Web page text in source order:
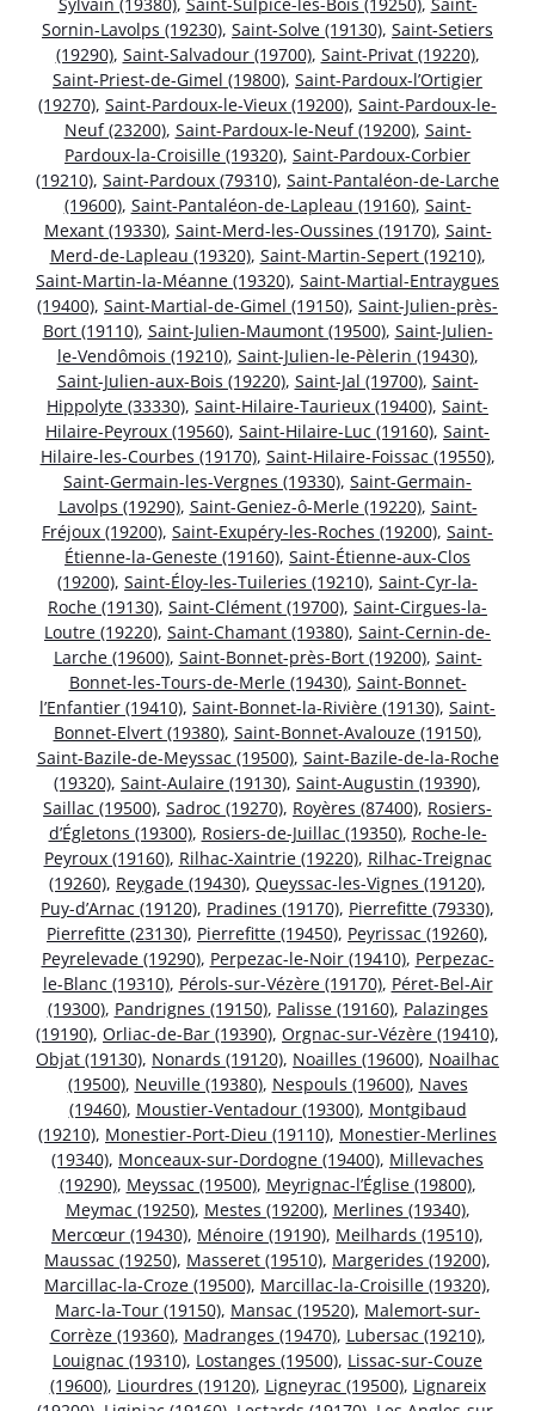
Sornin-Lavolps (19230), Saint-Solve (19130), Saint-Setiers
(19290), Saint-Salvadour (19700), Saint-Privat (19220),
Saint-Priest-de-Gimel (19800), Saint-Pardoux-l’Ortigier
(19270), Saint-Pardoux-le-Vieux (19200), Saint-Pardoux-le-
Neuf (23200), Saint-Pardoux-le-Neuf (19200), Saint-
Pardoux-la-Croisille (19320), Saint-Pardoux-Corbier
(19210), Saint-Pardoux (79310), Saint-Pantaléon-de-Larche
(19600), Saint-Pantaléon-de-Lapleau (19160), Saint-
Mexant (19330), Saint-Merd-les-Oussines (19170), Saint-
Merd-de-Lapleau (19320), Saint-Martin-Sepert (19210),
Saint-Martin-la-Méanne (19320), Saint-Martial-Entraygues
(19400), Saint-Martial-de-Gimel (19150), Saint-Julien-près-
Bort (19110), Saint-Julien-Maumont (19500), Saint-Julien-
le-Vendômois (19210), Saint-Julien-le-Pèlerin (19430),
Saint-Julien-aux-Bois (19220), Saint-Jal (19700), Saint-
Hippolyte (33330), Saint-Hilaire-Taurieux (19400), Saint-
Hilaire-Peyroux (19560), Saint-Hilaire-Luc (19160), Saint-
Hilaire-les-Courbes (19170), Saint-Hilaire-Foissac (19550),
Saint-Germain-les-Vergnes (19330), Saint-Germain-
Lavolps (19290), Saint-Geniez-ô-Merle (19220), Saint-
Fréjoux (19200), Saint-Exupéry-les-Roches (19200), Saint-
Étienne-la-Geneste (19160), Saint-Étienne-aux-Clos
(19200), Saint-Éloy-les-Tuileries (19210), Saint-Cyr-la-
Roche (19130), Saint-Clément (19700), Saint-Cirgues-la-
Loutre (19220), Saint-Chamant (19380), Saint-Cernin-de-
Larche (19600), Saint-Bonnet-près-Bort (19200), Saint-
Bonnet-les-Tours-de-Merle (19430), Saint-Bonnet-
l’Enfantier (19410), Saint-Bonnet-la-Rivière (19130), Saint-
Bonnet-Elvert (19380), Saint-Bonnet-Avalouze (19150),
Saint-Bazile-de-Meyssac (19500), Saint-Bazile-de-la-Roche
(19320), Saint-Aulaire (19130), Saint-Augustin (19390),
Saillac (19500), Sadroc (19270), Royères (87400), Rosiers-
d’Égletons (19300), Rosiers-de-Juillac (19350), Roche-le-
Peyroux (19160), Rilhac-Xaintrie (19220), Rilhac-Treignac
(19260), Reygade (19430), Queyssac-les-Vignes (19120),
Puy-d’Arnac (19120), Pradines (19170), Pierrefitte (79330),
Pierrefitte (23130), Pierrefitte (19450), Peyrissac (19260),
Peyrelevade (19290), Perpezac-le-Noir (19410), Perpezac-
le-Blanc (19310), Pérols-sur-Vézère (19170), Péret-Bel-Air
(19300), Pandrignes (19150), Palisse (19160), Palazinges
(19190), Orliac-de-Bar (19390), Orgnac-sur-Vézère (19410),
Objat (19130), Nonards (19120), Noailles (19600), Noailhac
(19500), Neuville (19380), Nespouls (19600), Naves
(19460), Moustier-Ventadour (19300), Montgibaud
(19210), Monestier-Port-Dieu (19110), Monestier-Merlines
(19340), Monceaux-sur-Dordogne (19400), Millevaches
(19290), Meyssac (19500), Meyrignac-l’Église (19800),
Meymac (19250), Mestes (19200), Merlines (19340),
Mercœur (19430), Ménoire (19190), Meilhards (19510),
Maussac (19250), Masseret (19510), Margerides (19200),
Marcillac-la-Croze (19500), Marcillac-la-Croisille (19320),
Marc-la-Tour (19150), Mansac (19520), Malemort-sur-
Corrèze (19360), Madranges (19470), Lubersac (19210),
Louignac (19310), Lostanges (19500), Lissac-sur-Couze
(19600), Liourdres (19120), Ligneyrac (19500), Lignareix